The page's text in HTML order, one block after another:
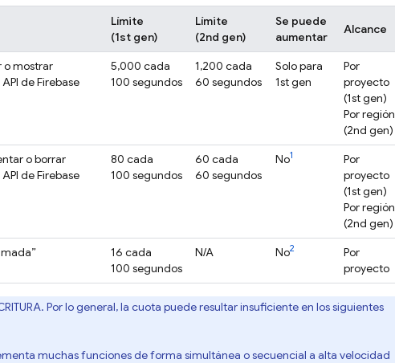
Límite
(1st gen)
Límite
(2nd gen)
Se puede
aumentar
Alcance
o mostrar
deFirebase
5,000 cada
100 segundos
1,200 cada
60 segundos
Solo para
1st gen
Por
proyecto
(1st gen)
Por región
(2nd gen)
o borrar
deFirebase
80 cada
100 segundos
60 cada
60 segundos
No1
Por
proyecto
(1st gen)
Por región
(2nd gen)
16 cada
100 segundos
N/A No2
Por
proyecto
Por lo general, la cuota puede resultar insuficiente en los siguientes
muchas funciones de forma simultánea o secuencial a alta velocidad